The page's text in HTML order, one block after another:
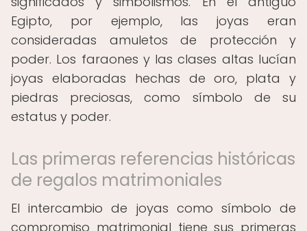
Egipto, por ejemplo, las joyas eran
consideradas amuletos de protección y
poder. Los faraones y las clases altas lucían
joyas elaboradas hechas de oro, plata y
piedras preciosas, como símbolo de su
estatus y poder.
Las primeras referencias históricas
de regalos matrimoniales
El intercambio de joyas como símbolo de
compromiso matrimonial tiene sus primeras